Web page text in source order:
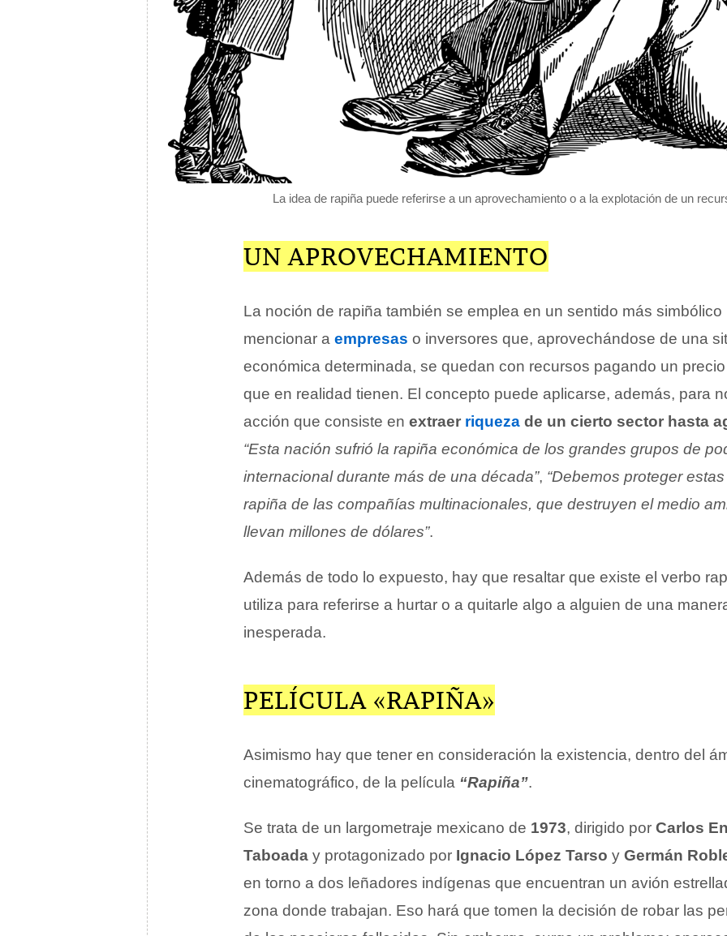
La idea de rapiña puede referirse a un aprovechamiento o a la explotación de un
UN APROVECHAMIENTO
La noción de rapiña también se emplea en un sentido más simbólico
mencionar a empresas o inversores que, aprovechándose de una
económica determinada, se quedan con recursos pagando un
que en realidad tienen. El concepto puede aplicarse, además, para
acción que consiste en extraer riqueza de un cierto sector hasta
“Esta nación sufrió la rapiña económica de los grandes grupos de
internacional durante más de una década”, “Debemos proteger
rapiña de las compañías multinacionales, que destruyen el medio
llevan millones de dólares”.
Además de todo lo expuesto, hay que resaltar que existe el verbo
utiliza para referirse a hurtar o a quitarle algo a alguien de una
inesperada.
PELÍCULA «RAPIÑA»
Asimismo hay que tener en consideración la existencia, dentro del
cinematográfico, de la película “Rapiña”.
Se trata de un largometraje mexicano de 1973, dirigido por Carlos
Taboada y protagonizado por Ignacio López Tarso y Germán
en torno a dos leñadores indígenas que encuentran un avión
zona donde trabajan. Eso hará que tomen la decisión de robar las